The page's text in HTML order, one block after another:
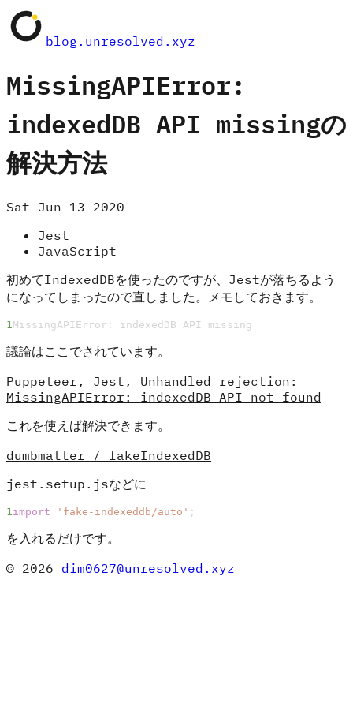
blog.unresolved.xyz
MissingAPIError:
indexedDB API missingの
解決方法
Sat Jun 13 2020
Jest
JavaScript
初めてIndexedDBを使ったのですが、Jestが落ちるよう
になってしまったので直しました。メモしておきます。
MissingAPIError: indexedDB API missing
議論はここでされています。
Puppeteer, Jest, Unhandled rejection:
MissingAPIError: indexedDB API not found
これを使えば解決できます。
dumbmatter / fakeIndexedDB
jest.setup.jsなどに
import 'fake-indexeddb/auto' ;
を入れるだけです。
© 2026 dim0627@unresolved.xyz